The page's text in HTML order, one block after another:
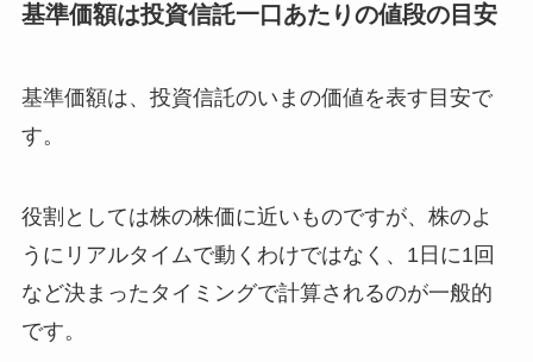
基準価額は投資信託一口あたりの値段の目安
基準価額は、投資信託のいまの価値を表す目安で
す。
役割としては株の株価に近いものですが、株のよ
うにリアルタイムで動くわけではなく、1日に1回
など決まったタイミングで計算されるのが一般的
です。